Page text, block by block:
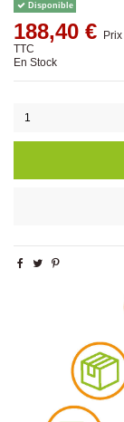
Disponible
188,40 €
TTC
En Stock